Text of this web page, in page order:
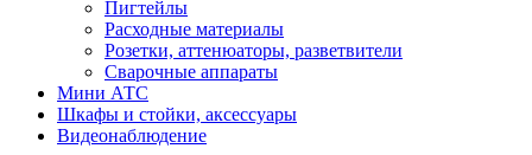
Пигтейлы
Расходные материалы
Розетки, аттенюаторы, разветвители
Сварочные аппараты
Мини АТС
Шкафы и стойки, аксессуары
Видеонаблюдение